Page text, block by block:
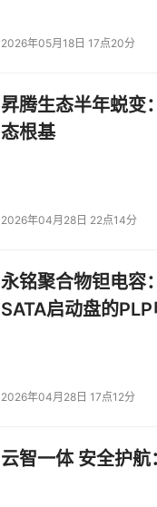
2026年05月18日 17点20分
昇腾生态半年蜕变
态根基
2026年04月28日 22点14分
永铭聚合物钽电容
SATA启动盘的
2026年04月28日 17点12分
云智一体 安全护